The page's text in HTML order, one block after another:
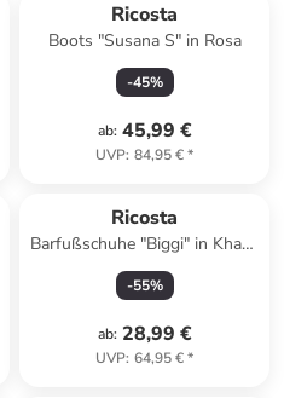
Ricosta
Boots "Susana S" in Rosa
-45%
ab: 45,99 €
UVP: 84,95 €*
Ricosta
Barfußschuhe "Biggi" in Khaki/
Orange/ Grau
-55%
ab: 28,99 €
UVP: 64,95 €*